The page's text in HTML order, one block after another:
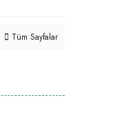
Tüm Sayfalar